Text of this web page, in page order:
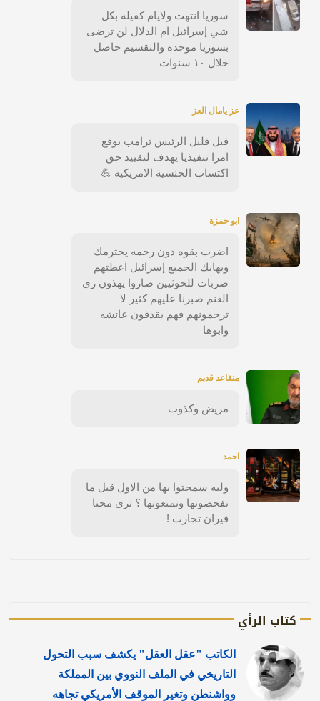
سوريا انتهت ولايام كفيله بكل
شي إسرائيل ام الدلال لن ترضى
بسوريا موحده والتقسيم حاصل
خلال ١٠ سنوات
عز يامال العز
قبل قليل الرئيس ترامب يوفع
امرا تنفيذيا يهدف لتقييد حق
اكتساب الجنسية الامريكية 💪
ابو حمزة
اضرب بقوه دون رحمه يحترمك
ويهابك الجميع إسرائيل اعطتهم
ضربات للحوثيين صاروا يهذون زي
الغنم صبرنا عليهم كثير لا
ترحمونهم فهم يقذفون عائشه
وابوها
متقاعد قديم
مريض وكذوب
احمد
وليه سمحتوا بها من الاول قبل ما
تفحصونها وتمنعونها ؟ ترى محنا
فيران تجارب !
كتاب الرأي
الكاتب "عقل العقل" يكشف سبب التحول
التاريخي في الملف النووي بين المملكة
وواشنطن وتغير الموقف الأمريكي تجاهه